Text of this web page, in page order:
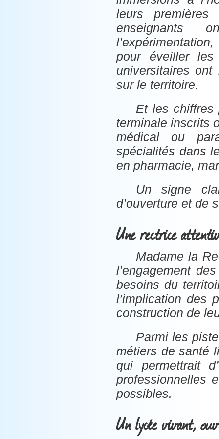
leurs
enseignants
pour éveiller les
universitaires ont
sur le territoire.
Et les chiffres
terminale inscrits
médical ou
spécialités dans
en pharmacie,
Un signe
d’ouverture et de
Une rectrice
Madame la
l’engagement
besoins du
l’implication des
construction de
Parmi les
métiers de santé
qui permettrait
professionnelles
possibles.
Un lycée vivant,